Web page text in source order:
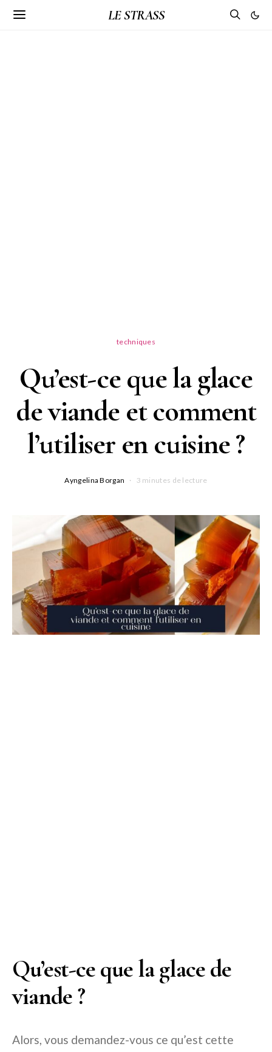
LE STRASS
techniques
Qu’est-ce que la glace
de viande et comment
l’utiliser en cuisine ?
Ayngelina Borgan 3 minutes de lecture
Qu’est-ce que la glace de
viande ?
Alors, vous demandez-vous ce qu’est cette